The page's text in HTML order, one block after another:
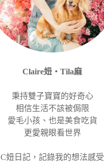
Claire妞‧Tila麻
秉持雙子寶寶的好奇心
相信生活不該被侷限
愛毛小孩、也是美食吃貨
更愛親眼看世界
C妞日記，記錄我的想法感受